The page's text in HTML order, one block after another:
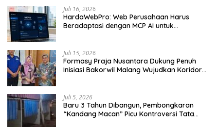
Juli 16, 2026
HardaWebPro: Web Perusahaan Harus
Beradaptasi dengan MCP AI untuk
Juli 15, 2026
Formasy Praja Nusantara Dukung Penuh
Inisiasi Bakorwil Malang Wujudkan Koridor
Juli 5, 2026
Baru 3 Tahun Dibangun, Pembongkaran
“Kandang Macan” Picu Kontroversi Tata